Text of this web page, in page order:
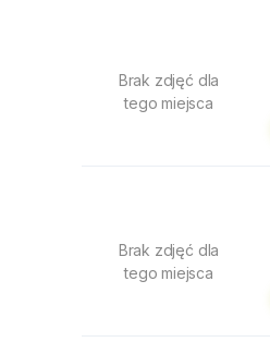
Brak zdjęć dla
tego miejsca
Brak zdjęć dla
tego miejsca